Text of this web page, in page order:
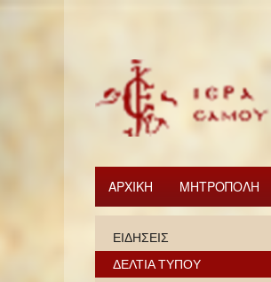
ΑΡΧΙΚΗ ΜΗΤΡΟΠΟΛΗ
ΕΙΔΗΣΕΙΣ
ΔΕΛΤΙΑ ΤΥΠΟΥ